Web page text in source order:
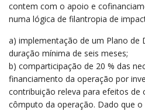
contem com o apoio e
numa lógica de filantropia de
a) implementação de um Plano de
duração mínima de seis meses;
b) comparticipação de 20 % das
financiamento da operação por
contribuição releva para efeitos de
cômputo da operação. Dado que